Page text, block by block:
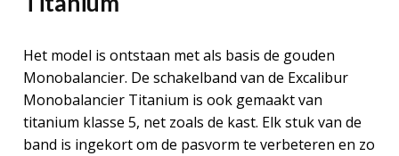
Het model is ontstaan met als basis de gouden
Monobalancier. De schakelband van de Excalibur
Monobalancier Titanium is ook gemaakt van
titanium klasse 5, net zoals de kast. Elk stuk van de
band is ingekort om de pasvorm te verbeteren en zo